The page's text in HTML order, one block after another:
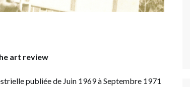
art review
publiée de Juin 1969 à Septembre 1971